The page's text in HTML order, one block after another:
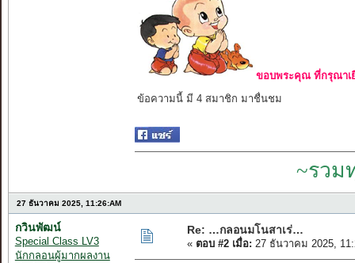
ขอบพระคุณ ที่กรุณาเ
ข้อความนี้ มี 4 สมาชิก มาชื่นชม
~รวม
27 ธันวาคม 2025, 11:26:AM
กวินพัฒน์
Special Class LV3
นักกลอนผู้มากผลงาน
Re: …กลอนมโนสาเร่…
« ตอบ #2 เมื่อ: 27 ธันวาคม 2025,